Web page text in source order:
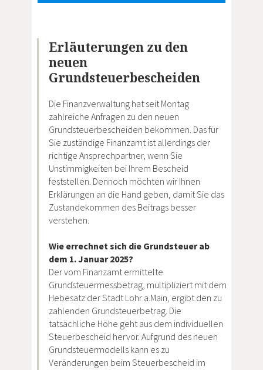
Erläuterungen zu den
neuen
Grundsteuerbescheiden
Die Finanzverwaltung hat seit Montag
zahlreiche Anfragen zu den neuen
Grundsteuerbescheiden bekommen. Das für
Sie zuständige Finanzamt ist allerdings der
richtige Ansprechpartner, wenn Sie
Unstimmigkeiten bei Ihrem Bescheid
feststellen. Dennoch möchten wir Ihnen
Erklärungen an die Hand geben, damit Sie das
Zustandekommen des Beitrags besser
verstehen.
Wie errechnet sich die Grundsteuer ab
dem 1. Januar 2025?
Der vom Finanzamt ermittelte
Grundsteuermessbetrag, multipliziert mit dem
Hebesatz der Stadt Lohr a.Main, ergibt den zu
zahlenden Grundsteuerbetrag. Die
tatsächliche Höhe geht aus dem individuellen
Steuerbescheid hervor. Aufgrund des neuen
Grundsteuermodells kann es zu
Veränderungen beim Steuerbescheid im